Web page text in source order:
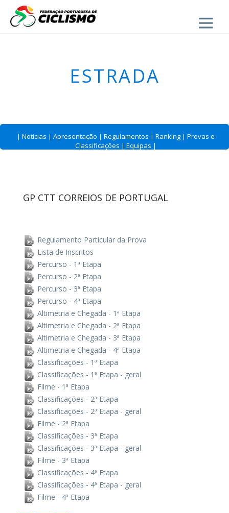
Close
ESTRADA
| Noticias | Apresentação | Regulamentos | Ranking | Provas e
Classificações | Equipas |
GP CTT CORREIOS DE PORTUGAL
Regulamento Particular da Prova
Lista de Inscritos
Percurso - 1ª Etapa
Percurso - 2ª Etapa
Percurso - 3ª Etapa
Percurso - 4ª Etapa
Altimetria e Chegada - 1ª Etapa
Altimetria e Chegada - 2ª Etapa
Altimetria e Chegada - 3ª Etapa
Altimetria e Chegada - 4ª Etapa
Classificações - 1ª Etapa
Classificações - 1ª Etapa - geral
Filme - 1ª Etapa
Classificações - 2ª Etapa
Classificações - 2ª Etapa - geral
Filme - 2ª Etapa
Classificações - 3ª Etapa
Classificações - 3ª Etapa - geral
Filme - 3ª Etapa
Classificações - 4ª Etapa
Classificações - 4ª Etapa - geral
Filme - 4ª Etapa